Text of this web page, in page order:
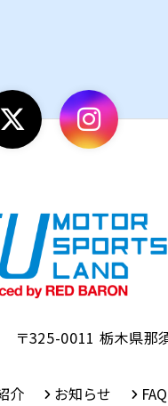
〒325-0011 栃木県那
介 お知らせ FAQ